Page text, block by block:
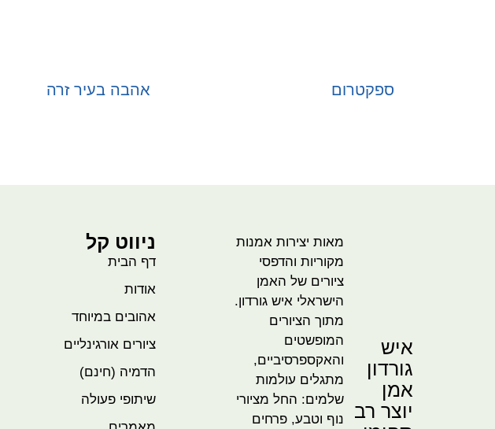
ספקטרום אהבה בעיר זרה
איש
גורדון
אמן
יוצר רב
מאות יצירות אמנות
מקוריות והדפסי
ציורים של האמן
הישראלי איש גורדון.
מתוך הציורים
המופשטים
והאקספרסיביים,
מתגלים עולמות
שלמים: החל מציורי
נוף וטבע, פרחים
ניווט קל
דף הבית
אודות
אהובים במיוחד
ציורים אורגינליים
הדמיה (חינם)
שיתופי פעולה